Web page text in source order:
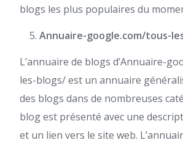
blogs les plus populaires du
Annuaire-google.com/tous-
L’annuaire de blogs d’Annuaire-
les-blogs/ est un annuaire
des blogs dans de nombreuses
blog est présenté avec une
et un lien vers le site web.